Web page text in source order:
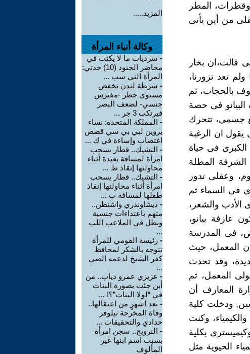
المطر
من أين يأتى
قالت،ان بخار
تعد تزورنا،
بالحجاب، ثم
فى حصة
جسمي، تتحرك
يقول ان الرغبة
الكبرى فى حياة
الشرفة المطلة
وعقلى تدور
فى السماء ثم
الأدب والشعر،
عازفة بيانو،
فى المدرسة
المعمل، حيث
وقد تحدث
المعمل، ثم
المعارف أن
ودخلت كلية
وكنت
بكلية
الحيوية مثل
المزيد.....
وكالة أنباء المرأة
- سرديات ما لا يكتب في
محاضر الجنود (10) جدتي:
المرأة التي سب ...
- شرطة لندن تخفض
مستوى خطر -مفترس
جنسي- لضعف البصر
فيرتكب 3 جر ...
- المملكة المتحدة: نساء
يروين لبي بي سي قصص
اغتصاب وإساءة في ك ...
- التشيك.. قطار يسحب
امرأة لمسافة بعيدة أثناء
محاولتها إنقاذ ط ...
- التشيك.. قطار يسحب
امرأة أثناء محاولتها إنقاذ
طفلها لمسافة ب ...
- ديشاوندري واشنطن..
متهم باعتداءات جنسية
وبطل في الملاعب اللب
...
- رئيسة القومي للمرأة
تتوجه بالشكر لمحافظ
كفر الشيخ لدعمه الصي
...
- عزيزي عمرو دياب.. من
أين جئت بصورة البنات
في “لولا البنات”؟! ...
- بعد أشهرٍ من اعتقالها..
وفاة المخرجة نيلوفر
حدادي والتحقيقات ...
- النرويج.. سجن امرأة
بسبب اسم ابنها غير
المألوف